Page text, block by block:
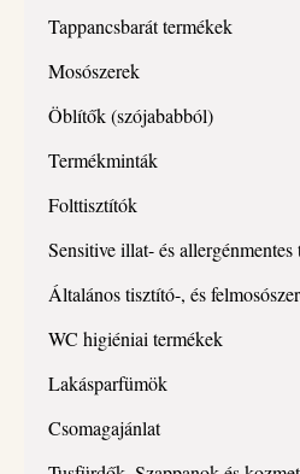
Tappancsbarát termékek
Mosószerek
Öblítők (szójababból)
Termékminták
Folttisztítók
Sensitive illat- és allergénmentes
Általános tisztító-, és
WC higiéniai termékek
Lakásparfümök
Csomagajánlat